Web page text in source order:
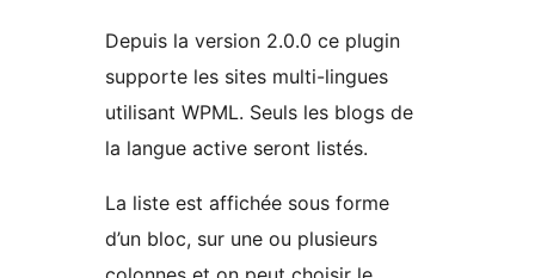
Depuis la version 2.0.0 ce plugin
supporte les sites multi-lingues
utilisant WPML. Seuls les blogs de
la langue active seront listés.
La liste est affichée sous forme
d’un bloc, sur une ou plusieurs